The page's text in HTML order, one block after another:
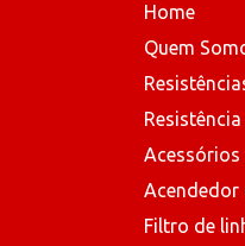
Home
Quem
Acessórios
Acendedor
Filtro de